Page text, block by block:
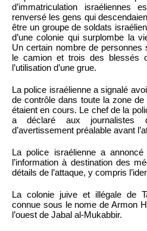
d’immatriculation
renversé les gens qui
être un groupe de soldats
d’une colonie qui surplombe la
Un certain nombre de personnes
le camion et trois des blessés
l’utilisation d’une grue.
La police israélienne a signalé
de contrôle dans toute la zone
étaient en cours. Le chef de la
a déclaré aux journalistes
d’avertissement préalable avant
La police israélienne a
l’information à destination des
détails de l’attaque, y compris
La colonie juive et illégale de
connue sous le nome de Armon
l’ouest de Jabal al-Mukabbir.